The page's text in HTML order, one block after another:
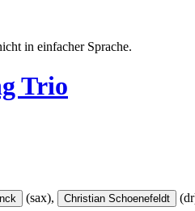
in einfacher Sprache.
Trio
(sax), Christian Schoenefeldt